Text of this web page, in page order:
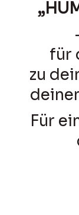
für
zu
Für